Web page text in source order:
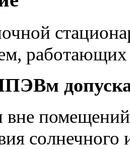
работающих
вне